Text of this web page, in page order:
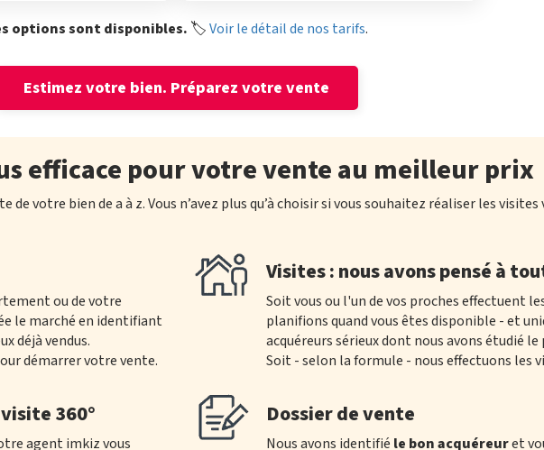
options sont disponibles. 🏷️Voir le détail de nos tarifs.
Estimez votre bien. Préparez votre vente
efficace pour votre vente au meilleur prix
votre bien de a à z. Vous n’avez plus qu’à choisir si vous souhaitez réaliser les
ou de votre
le marché en identifiant
déjà vendus.
démarrer votre vente.
360°
agent imkiz vous
Visites : nous avons pensé à
Soit vous ou l'un de vos proches effectuent
planifions quand vous êtes disponible - et
acquéreurs sérieux dont nous avons étudié
Soit - selon la formule - nous effectuons les
Dossier de vente
Nous avons identifié le bon acquéreuret